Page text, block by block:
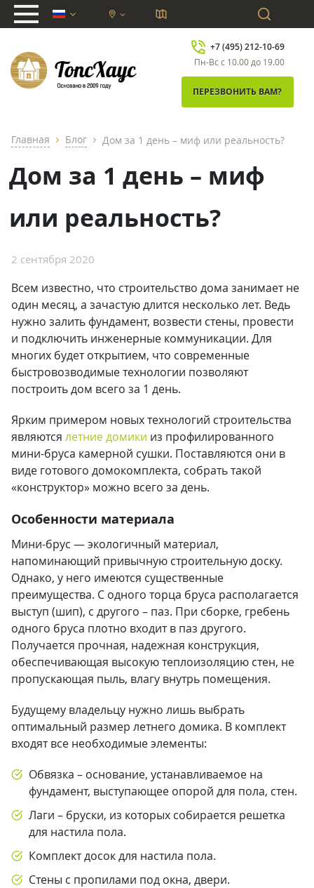
chevron_down
+7 (495) 212-10-69
Пн-Вс с 10.00 до 19.00
ПЕРЕЗВОНИТЬ ВАМ?
Главная chevron_right Блог chevron_right Дом за 1 день – миф или реальность?
Дом за 1 день – миф
или реальность?
2 сентября 2020
Всем известно, что строительство дома занимает не
один месяц, а зачастую длится несколько лет. Ведь
нужно залить фундамент, возвести стены, провести
и подключить инженерные коммуникации. Для
многих будет открытием, что современные
быстровозводимые технологии позволяют
построить дом всего за 1 день.
Ярким примером новых технологий строительства
являются летние домики из профилированного
мини-бруса камерной сушки. Поставляются они в
виде готового домокомплекта, собрать такой
«конструктор» можно всего за день.
Особенности материала
Мини-брус — экологичный материал,
напоминающий привычную строительную доску.
Однако, у него имеются существенные
преимущества. С одного торца бруса располагается
выступ (шип), с другого – паз. При сборке, гребень
одного бруса плотно входит в паз другого.
Получается прочная, надежная конструкция,
обеспечивающая высокую теплоизоляцию стен, не
пропускающая пыль, влагу внутрь помещения.
Будущему владельцу нужно лишь выбрать
оптимальный размер летнего домика. В комплект
входят все необходимые элементы:
Обвязка – основание, устанавливаемое на
фундамент, выступающее опорой для пола, стен.
Лаги – бруски, из которых собирается решетка
для настила пола.
Комплект досок для настила пола.
Стены с пропилами под окна, двери.